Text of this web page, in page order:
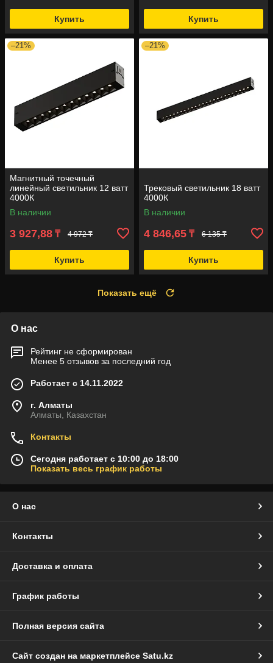
Купить Купить
–21%
Магнитный точечный
линейный светильник 12 ватт
4000К
В наличии
3 927,88 ₸ 4 972 ₸
Купить
–21%
Трековый светильник 18 ватт
4000К
В наличии
4 846,65 ₸ 6 135 ₸
Купить
Показать ещё
О нас
Рейтинг не сформирован
Менее 5 отзывов за последний год
Работает с 14.11.2022
г. Алматы
Алматы, Казахстан
Контакты
Сегодня работает с 10:00 до 18:00
Показать весь график работы
О нас
Контакты
Доставка и оплата
График работы
Полная версия сайта
Сайт создан на маркетплейсе Satu.kz